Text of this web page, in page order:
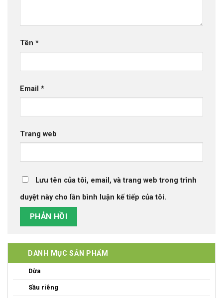
Tên *
Email *
Trang web
Lưu tên của tôi, email, và trang web trong trình
duyệt này cho lần bình luận kế tiếp của tôi.
DANH MỤC SẢN PHẨM
Dừa
Sầu riêng